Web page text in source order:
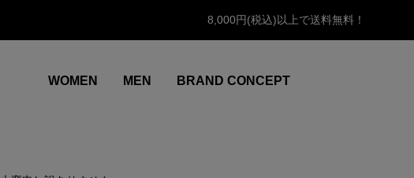
8,000円(税込)以上で送料無料！
WOMEN MEN BRAND CONCEPT